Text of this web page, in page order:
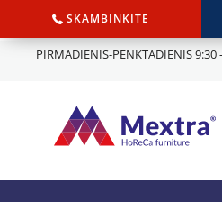
SKAMBINKITE
PIRMADIENIS-PENKTADIENIS 9:30